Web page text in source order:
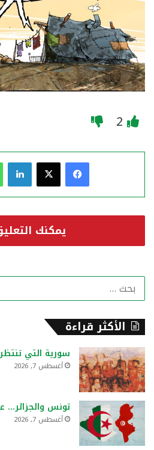
2
فيسبوك لينكدإن
يمكنك
الأكثر قراءة
سورية التي تنتظر
أغسطس 7, 2026
تونس والجزائر…
أغسطس 7, 2026